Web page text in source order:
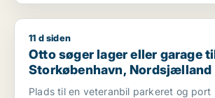
Otto søger lager eller garage til leje i
11 d siden
Otto søger lager eller garage
Storkøbenhavn, Nordsjælland
Region Sjælland
Plads til en veteranbil parkeret og port